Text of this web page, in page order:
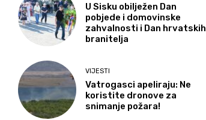
U Sisku obilježen Dan
pobjede i domovinske
zahvalnosti i Dan hrvatskih
branitelja
VIJESTI
Vatrogasci apeliraju: Ne
koristite dronove za
snimanje požara!